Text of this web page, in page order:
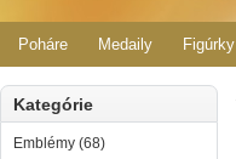
Poháre Medaily Figúrky
Kategórie
Emblémy (68)